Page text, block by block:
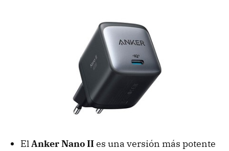
ElAnker Nano IIes una versión más potente